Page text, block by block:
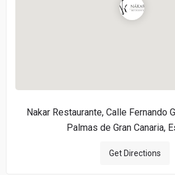
Nakar Restaurante, Calle Fernando
Palmas de Gran Canaria,
Get Directions